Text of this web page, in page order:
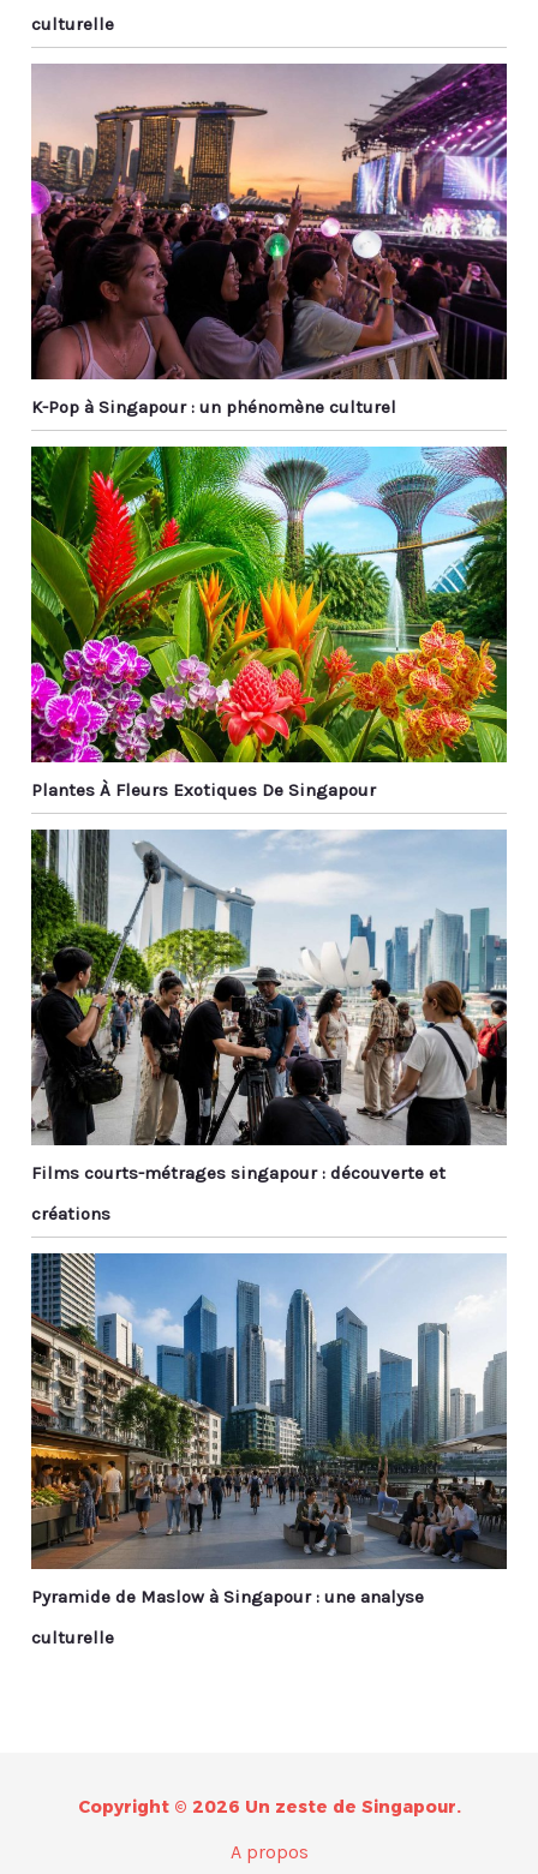
culturelle
K-Pop à Singapour : un phénomène culturel
Plantes À Fleurs Exotiques De Singapour
Films courts-métrages singapour : découverte et
créations
Pyramide de Maslow à Singapour : une analyse
culturelle
Copyright © 2026 Un zeste de Singapour.
A propos